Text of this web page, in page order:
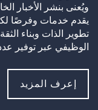
ويُعنى بنشر الأخبار
يقدم خدمات وفرصًا
تطوير الذات وبناء
الوظيفي عبر توفير
إعرف المزيد